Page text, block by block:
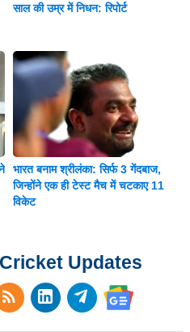
साल की उम्र में निधन: रिपोर्ट
भारत बनाम श्रीलंका: सिर्फ 3 गेंदबाज,
जिन्होंने एक ही टेस्ट मैच में चटकाए 11
विकेट
Updates
X (Twitter)
Subscribe to our RSS
Follow us on
Follow us on
Follow us